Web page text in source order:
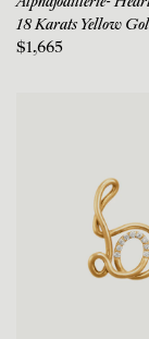
18 Karats Yellow
$1,665